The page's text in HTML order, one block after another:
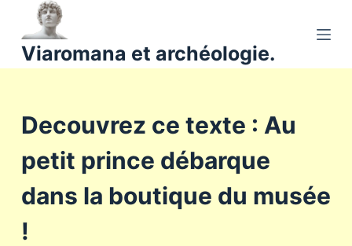
a
u
o
Viaromana et archéologie.
Decouvrez ce texte : Au
petit prince débarque
dans la boutique du musée
!